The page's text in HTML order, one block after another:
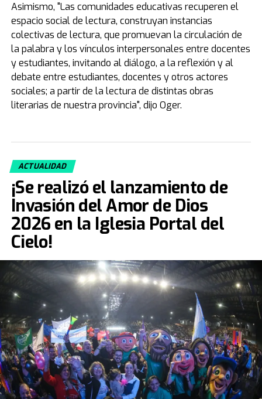
Asimismo, "Las comunidades educativas recuperen el
espacio social de lectura, construyan instancias
colectivas de lectura, que promuevan la circulación de
la palabra y los vínculos interpersonales entre docentes
y estudiantes, invitando al diálogo, a la reflexión y al
debate entre estudiantes, docentes y otros actores
sociales; a partir de la lectura de distintas obras
literarias de nuestra provincia", dijo Oger.
ACTUALIDAD
¡Se realizó el lanzamiento de
Invasión del Amor de Dios
2026 en la Iglesia Portal del
Cielo!